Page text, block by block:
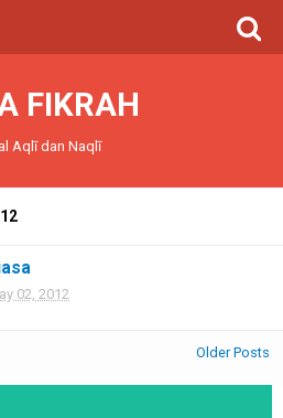
FIKRAH
Aqlī dan Naqlī
02, 2012
Older Posts